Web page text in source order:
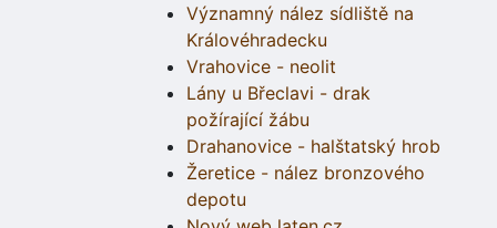
Významný nález sídliště na
Královéhradecku
Vrahovice - neolit
Lány u Břeclavi - drak
požírající žábu
Drahanovice - halštatský hrob
Žeretice - nález bronzového
depotu